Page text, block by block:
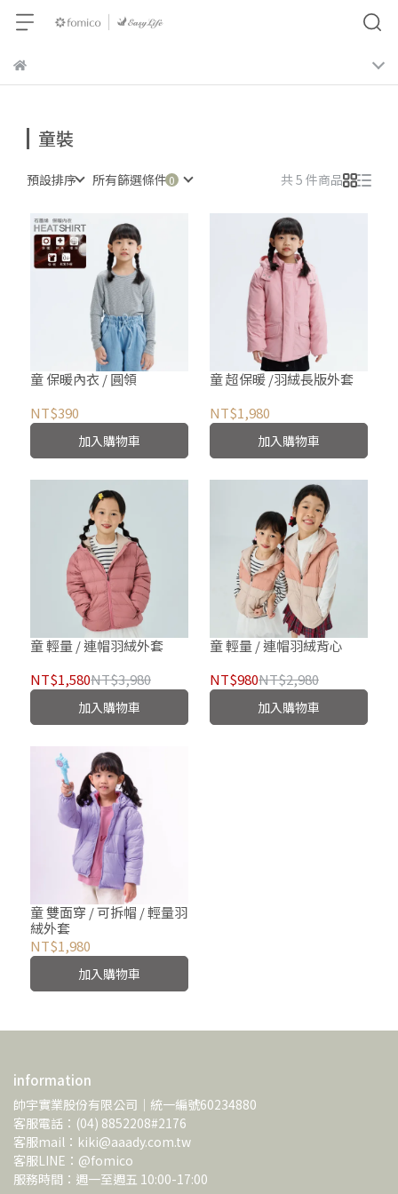
童裝
預設排序 所有篩選條件 共 5 件商品
童 保暖內衣 / 圓領
NT$390
加入購物車
童 超保暖 /羽絨長版外套
NT$1,980
加入購物車
童 輕量 / 連帽羽絨外套
NT$1,580NT$3,980
加入購物車
童 輕量 / 連帽羽絨背心
NT$980NT$2,980
加入購物車
童 雙面穿 / 可拆帽 / 輕量羽
絨外套
NT$1,980
加入購物車
information
帥宇實業股份有限公司｜統一編號60234880
客服電話：(04) 8852208#2176
客服mail：kiki@aaady.com.tw
客服LINE：@fomico
服務時間：週一至週五 10:00-17:00